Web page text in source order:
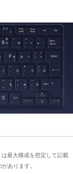
最大構成を想定して記載
あります。